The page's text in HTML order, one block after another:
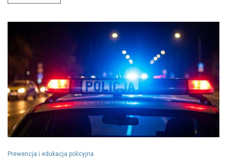
Prewencja i edukacja policyjna